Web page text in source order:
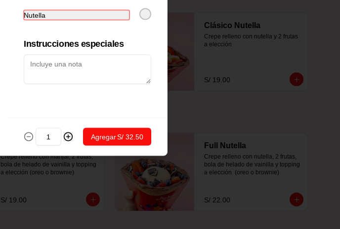
a elección
Clásico Nutella
Crepe relleno con nutella y 2 frutas
a elección
S/ 19.00
Full Manjar
Crepe relleno con manjar, 2 frutas,
bola de helado de vainilla y topping
a elección (oreo o brownie)
S/ 19.00
Full Nutella
Crepe relleno con nutella, 2 frutas,
bola de helado de vainilla y topping
a elección  (oreo o brownie)
S/ 22.00
Nutella
Instrucciones especiales
AgregarS/ 32.50